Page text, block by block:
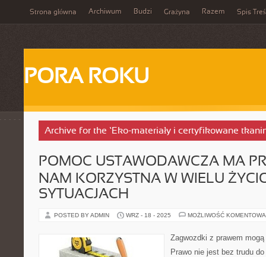
Strona główna Archiwum Budzi Grażyna Razem Spis
PORA ROKU
Archive for the ‘Eko-materiały i certyfikowane
POMOC USTAWODAWCZA MA
NAM KORZYSTNA W WIELU
SYTUACJACH
POSTED BY ADMIN WRZ - 18 - 2025 MOŻLIWOŚĆ
Zagwozdki z prawem
Prawo nie jest bez trudu